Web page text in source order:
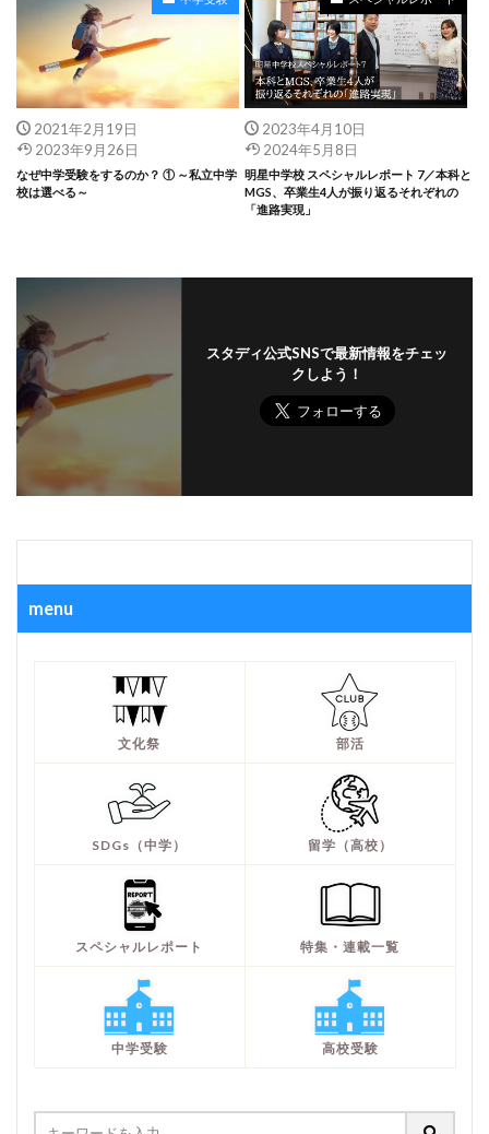
2021年2月19日
2023年9月26日
なぜ中学受験をするのか？ ① ～私立中学
校は選べる～
2023年4月10日
2024年5月8日
明星中学校 スペシャルレポート 7／本科と
MGS、卒業生4人が振り返るそれぞれの
「進路実現」
スタディ公式SNSで最新情報をチェッ
クしよう！
menu
文化祭 部活
SDGs（中学） 留学（高校）
スペシャルレポート 特集・連載一覧
中学受験 高校受験